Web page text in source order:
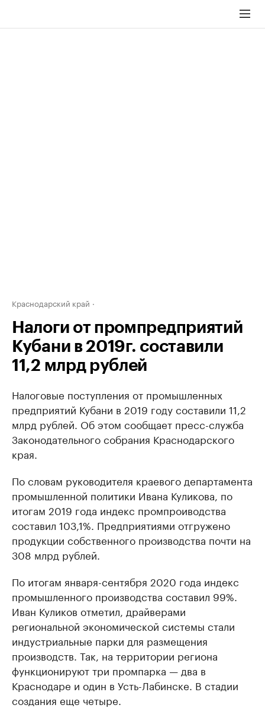
Краснодарский край
Налоги от промпредприятий
Кубани в 2019г. составили
11,2 млрд рублей
Налоговые поступления от промышленных
предприятий Кубани в 2019 году составили 11,2
млрд рублей. Об этом сообщает пресс-служба
Законодательного собрания Краснодарского
края.
По словам руководителя краевого департамента
промышленной политики Ивана Куликова, по
итогам 2019 года индекс промпроиводства
составил 103,1%. Предприятиями отгружено
продукции собственного производства почти на
308 млрд рублей.
По итогам января-сентября 2020 года индекс
промышленного производства составил 99%.
Иван Куликов отметил, драйверами
региональной экономической системы стали
индустриальные парки для размещения
производств. Так, на территории региона
функционируют три промпарка — два в
Краснодаре и один в Усть-Лабинске. В стадии
создания еще четыре.